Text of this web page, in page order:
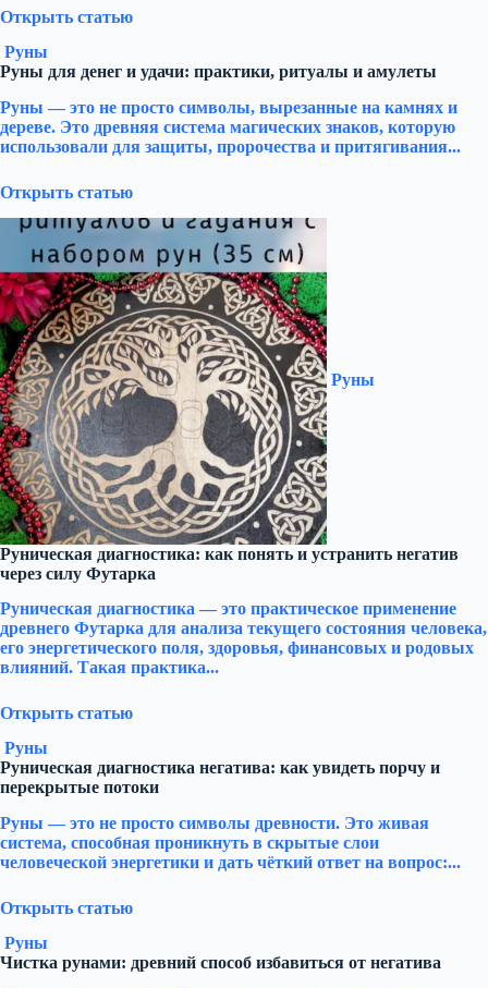
Открыть статью
Руны
Руны для денег и удачи: практики, ритуалы и амулеты
Руны — это не просто символы, вырезанные на камнях и
дереве. Это древняя система магических знаков, которую
использовали для защиты, пророчества и притягивания...
Открыть статью
Руны
Руническая диагностика: как понять и устранить негатив
через силу Футарка
Руническая диагностика — это практическое применение
древнего Футарка для анализа текущего состояния человека,
его энергетического поля, здоровья, финансовых и родовых
влияний. Такая практика...
Открыть статью
Руны
Руническая диагностика негатива: как увидеть порчу и
перекрытые потоки
Руны — это не просто символы древности. Это живая
система, способная проникнуть в скрытые слои
человеческой энергетики и дать чёткий ответ на вопрос:...
Открыть статью
Руны
Чистка рунами: древний способ избавиться от негатива